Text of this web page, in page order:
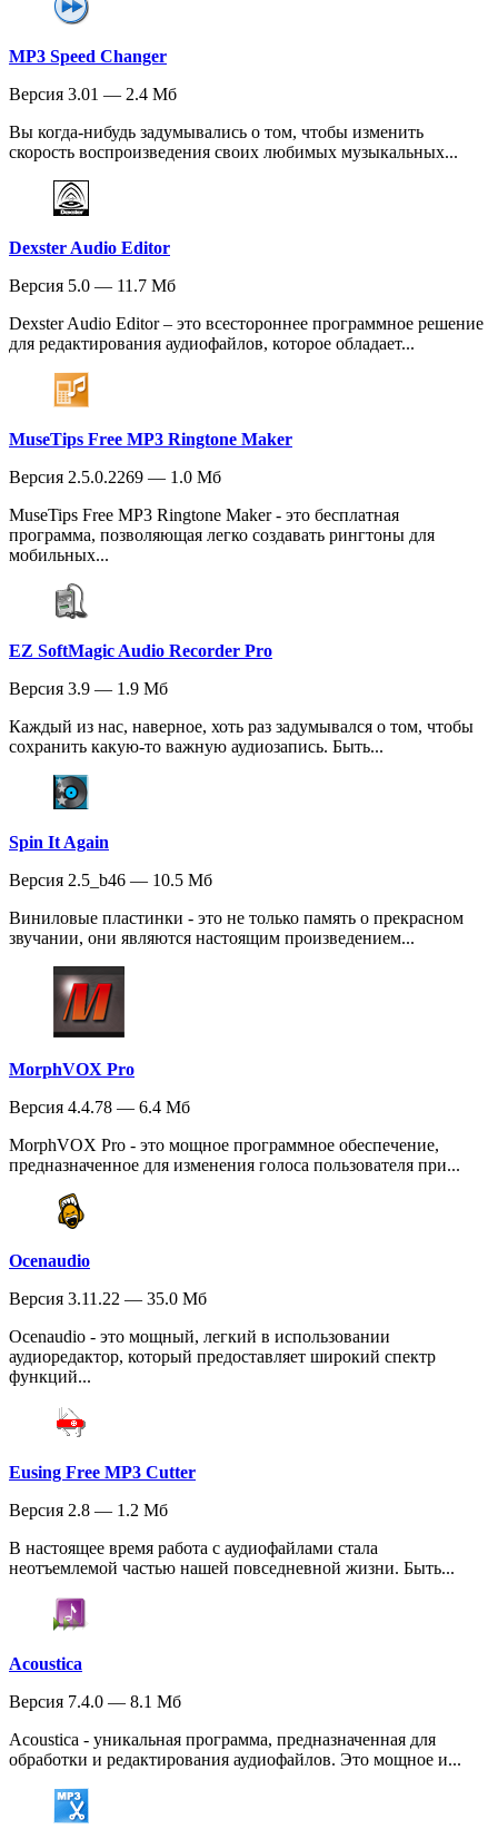
MP3 Speed Changer
Версия 3.01 — 2.4 Мб
Вы когда-нибудь задумывались о том, чтобы изменить
скорость воспроизведения своих любимых музыкальных...
Dexster Audio Editor
Версия 5.0 — 11.7 Мб
Dexster Audio Editor – это всестороннее программное решение
для редактирования аудиофайлов, которое обладает...
MuseTips Free MP3 Ringtone Maker
Версия 2.5.0.2269 — 1.0 Мб
MuseTips Free MP3 Ringtone Maker - это бесплатная
программа, позволяющая легко создавать рингтоны для
мобильных...
EZ SoftMagic Audio Recorder Pro
Версия 3.9 — 1.9 Мб
Каждый из нас, наверное, хоть раз задумывался о том, чтобы
сохранить какую-то важную аудиозапись. Быть...
Spin It Again
Версия 2.5_b46 — 10.5 Мб
Виниловые пластинки - это не только память о прекрасном
звучании, они являются настоящим произведением...
MorphVOX Pro
Версия 4.4.78 — 6.4 Мб
MorphVOX Pro - это мощное программное обеспечение,
предназначенное для изменения голоса пользователя при...
Ocenaudio
Версия 3.11.22 — 35.0 Мб
Ocenaudio - это мощный, легкий в использовании
аудиоредактор, который предоставляет широкий спектр
функций...
Eusing Free MP3 Cutter
Версия 2.8 — 1.2 Мб
В настоящее время работа с аудиофайлами стала
неотъемлемой частью нашей повседневной жизни. Быть...
Acoustica
Версия 7.4.0 — 8.1 Мб
Acoustica - уникальная программа, предназначенная для
обработки и редактирования аудиофайлов. Это мощное и...